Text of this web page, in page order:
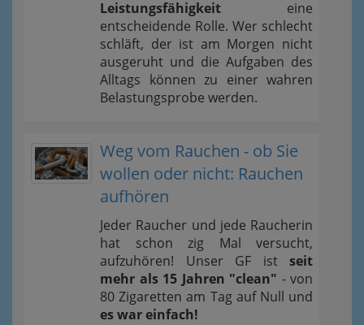
Leistungsfähigkeit eine
entscheidende Rolle. Wer schlecht
schläft, der ist am Morgen nicht
ausgeruht und die Aufgaben des
Alltags können zu einer wahren
Belastungsprobe werden.
Weg vom Rauchen - ob Sie
wollen oder nicht: Rauchen
aufhören
Jeder Raucher und jede Raucherin
hat schon zig Mal versucht,
aufzuhören! Unser GF ist seit
mehr als 15 Jahren "clean" - von
80 Zigaretten am Tag auf Null und
es war einfach!